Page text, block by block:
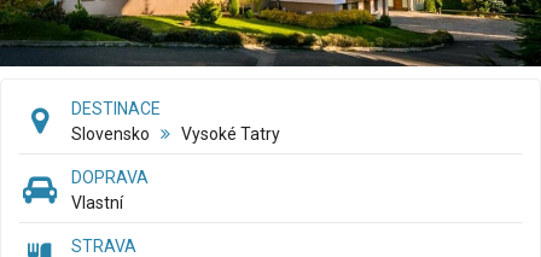
DESTINACE
Slovensko
Vysoké Tatry
DOPRAVA
Vlastní
STRAVA